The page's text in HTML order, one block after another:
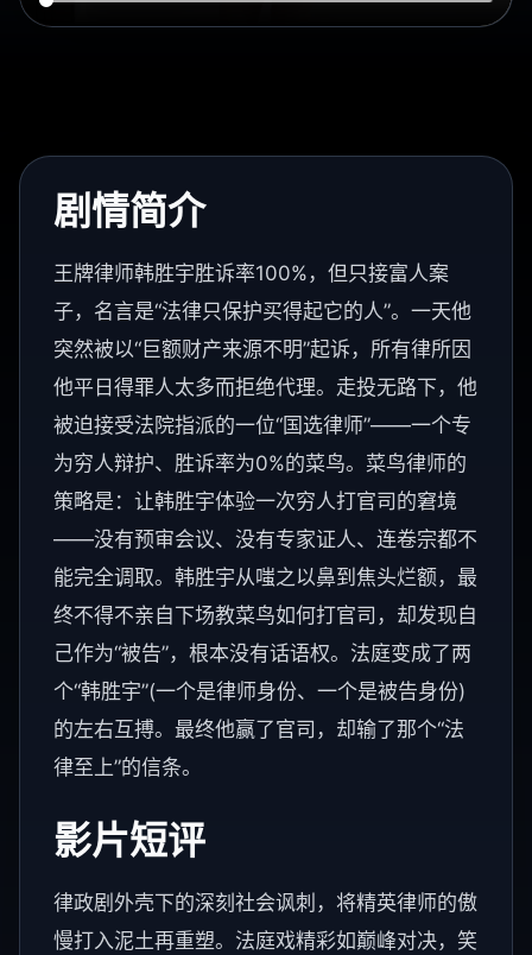
剧情简介
王牌律师韩胜宇胜诉率100%，但只接富人案
子，名言是“法律只保护买得起它的人”。一天他
突然被以“巨额财产来源不明”起诉，所有律所因
他平日得罪人太多而拒绝代理。走投无路下，他
被迫接受法院指派的一位“国选律师”——一个专
为穷人辩护、胜诉率为0%的菜鸟。菜鸟律师的
策略是：让韩胜宇体验一次穷人打官司的窘境
——没有预审会议、没有专家证人、连卷宗都不
能完全调取。韩胜宇从嗤之以鼻到焦头烂额，最
终不得不亲自下场教菜鸟如何打官司，却发现自
己作为“被告”，根本没有话语权。法庭变成了两
个“韩胜宇”(一个是律师身份、一个是被告身份)
的左右互搏。最终他赢了官司，却输了那个“法
律至上”的信条。
影片短评
律政剧外壳下的深刻社会讽刺，将精英律师的傲
慢打入泥土再重塑。法庭戏精彩如巅峰对决，笑